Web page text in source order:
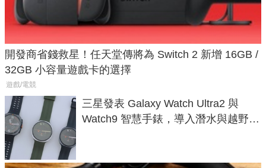
開發商省錢救星！任天堂傳將為 Switch 2 新增 16GB /
32GB 小容量遊戲卡的選擇
遊戲/電競
三星發表 Galaxy Watch Ultra2 與
Watch9 智慧手錶，導入潛水與越野跑